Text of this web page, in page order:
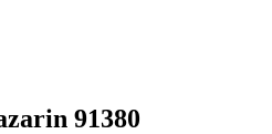
91380